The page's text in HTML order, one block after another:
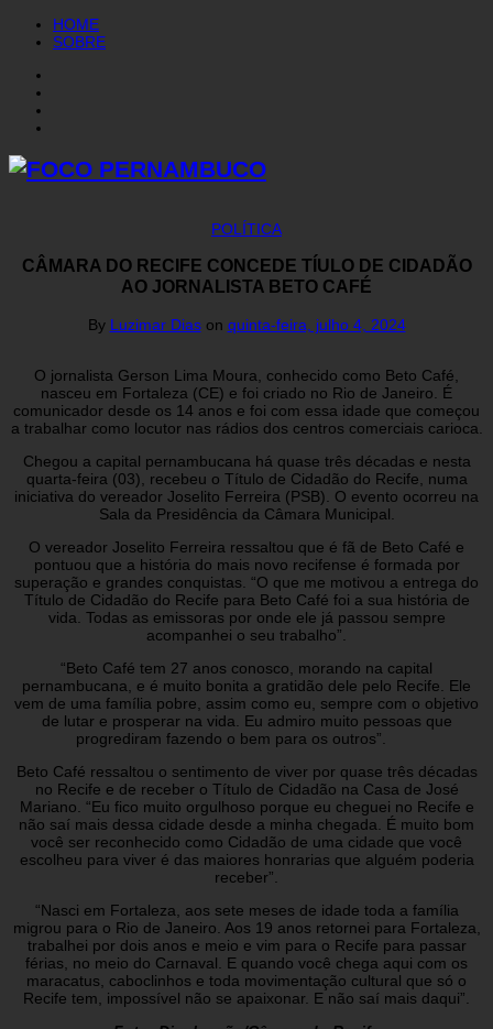
HOME
SOBRE
POLÍTICA
CÂMARA DO RECIFE CONCEDE TÍULO DE CIDADÃO
AO JORNALISTA BETO CAFÉ
By Luzimar Dias on quinta-feira, julho 4, 2024
O jornalista Gerson Lima Moura, conhecido como Beto Café,
nasceu em Fortaleza (CE) e foi criado no Rio de Janeiro. É
comunicador desde os 14 anos e foi com essa idade que começou
a trabalhar como locutor nas rádios dos centros comerciais carioca.
Chegou a capital pernambucana há quase três décadas e nesta
quarta-feira (03), recebeu o Título de Cidadão do Recife, numa
iniciativa do vereador Joselito Ferreira (PSB). O evento ocorreu na
Sala da Presidência da Câmara Municipal.
O vereador Joselito Ferreira ressaltou que é fã de Beto Café e
pontuou que a história do mais novo recifense é formada por
superação e grandes conquistas. “O que me motivou a entrega do
Título de Cidadão do Recife para Beto Café foi a sua história de
vida. Todas as emissoras por onde ele já passou sempre
acompanhei o seu trabalho”.
“Beto Café tem 27 anos conosco, morando na capital
pernambucana, e é muito bonita a gratidão dele pelo Recife. Ele
vem de uma família pobre, assim como eu, sempre com o objetivo
de lutar e prosperar na vida. Eu admiro muito pessoas que
progrediram fazendo o bem para os outros”.
Beto Café ressaltou o sentimento de viver por quase três décadas
no Recife e de receber o Título de Cidadão na Casa de José
Mariano. “Eu fico muito orgulhoso porque eu cheguei no Recife e
não saí mais dessa cidade desde a minha chegada. É muito bom
você ser reconhecido como Cidadão de uma cidade que você
escolheu para viver é das maiores honrarias que alguém poderia
receber”.
“Nasci em Fortaleza, aos sete meses de idade toda a família
migrou para o Rio de Janeiro. Aos 19 anos retornei para Fortaleza,
trabalhei por dois anos e meio e vim para o Recife para passar
férias, no meio do Carnaval. E quando você chega aqui com os
maracatus, caboclinhos e toda movimentação cultural que só o
Recife tem, impossível não se apaixonar. E não saí mais daqui”.